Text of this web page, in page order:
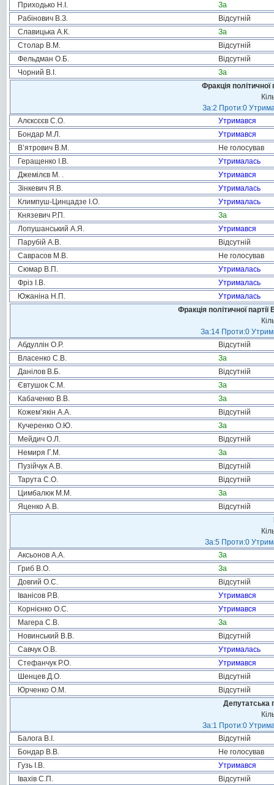
Приходько Н.І.
За
Рабінович В.З.
Відсутній
Славицька А.К.
За
Столар В.М.
Відсутній
Фельдман О.Б.
Відсутній
Чорний В.І.
За
Фракція
За:2 Проти:0
Алєксєєв С.О.
Утримався
Бондар М.Л.
Утримався
В’ятрович В.М.
Не голосував
Геращенко І.В.
Утрималась
Джемілєв М. .
Утримався
Зінкевич Я.В.
Утрималась
Климпуш-Цинцадзе І.О.
Утрималась
Князевич Р.П.
За
Лопушанський А.Я.
Утримався
Парубій А.В.
Відсутній
Саврасов М.В.
Не голосував
Сюмар В.П.
Утрималась
Фріз І.В.
Утрималась
Южаніна Н.П.
Утрималась
Фракція політичної
За:14 Проти:0
Абдуллін О.Р.
Відсутній
Власенко С.В.
За
Данілов В.Б.
Відсутній
Євтушок С.М.
За
Кабаченко В.В.
За
Кожем’якін А.А.
Відсутній
Кучеренко О.Ю.
За
Мейдич О.Л.
Відсутній
Немиря Г.М.
За
Пузійчук А.В.
Відсутній
Тарута С.О.
Відсутній
Цимбалюк М.М.
За
Яценко А.В.
Відсутній
За:5 Проти:0
Аксьонов А.А.
За
Гриб В.О.
За
Довгий О.С.
Відсутній
Іванісов Р.В.
Утримався
Корнієнко О.С.
Утримався
Магера С.В.
За
Новинський В.В.
Відсутній
Савчук О.В.
Утрималась
Стефанчук Р.О.
Утримався
Шенцев Д.О.
Відсутній
Юрченко О.М.
Відсутній
Депутатська
За:1 Проти:0
Балога В.І.
Відсутній
Бондар В.В.
Не голосував
Гузь І.В.
Утримався
Івахів С.П.
Відсутній